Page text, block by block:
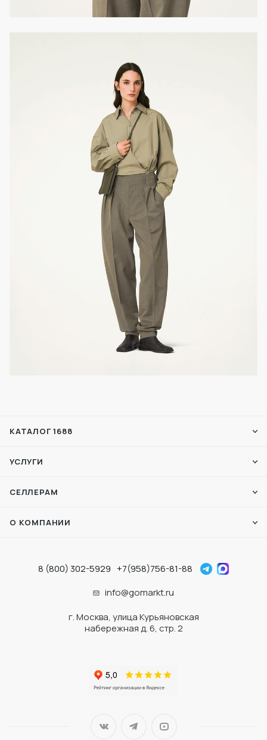
КАТАЛОГ 1688
УСЛУГИ
СЕЛЛЕРАМ
О КОМПАНИИ
8 (800) 302-5929 +7(958)756-81-88
info@gomarkt.ru
г. Москва, улица Курьяновская
набережная д. 6, стр. 2